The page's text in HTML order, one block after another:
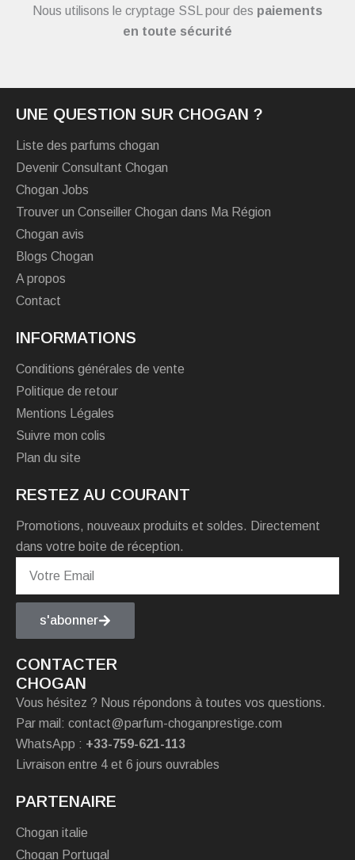
Nous utilisons le cryptage SSL pour des paiements
en toute sécurité
UNE QUESTION SUR CHOGAN ?
Liste des parfums chogan
Devenir Consultant Chogan
Chogan Jobs
Trouver un Conseiller Chogan dans Ma Région
Chogan avis
Blogs Chogan
A propos
Contact
INFORMATIONS
Conditions générales de vente
Politique de retour
Mentions Légales
Suivre mon colis
Plan du site
RESTEZ AU COURANT
Promotions, nouveaux produits et soldes. Directement
dans votre boite de réception.
s'abonner
CONTACTER
CHOGAN
Vous hésitez ? Nous répondons à toutes vos questions.
Par mail: contact@parfum-choganprestige.com
WhatsApp : +33-759-621-113
Livraison entre 4 et 6 jours ouvrables
PARTENAIRE
Chogan italie
Chogan Portugal